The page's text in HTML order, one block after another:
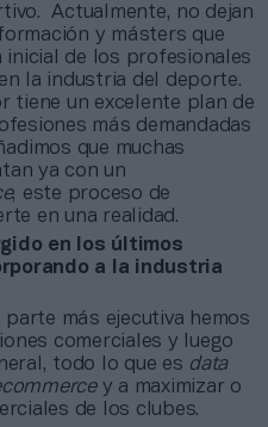
Actualmente, no dejan
y másters que
de los profesionales
la industria del deporte.
tiene un excelente plan de
más demandadas
que muchas
ya con un
, este proceso de
en una realidad.
en los últimos
a la industria
parte más ejecutiva hemos
comerciales y luego
todo lo que es data
y a maximizar o
de los clubes.